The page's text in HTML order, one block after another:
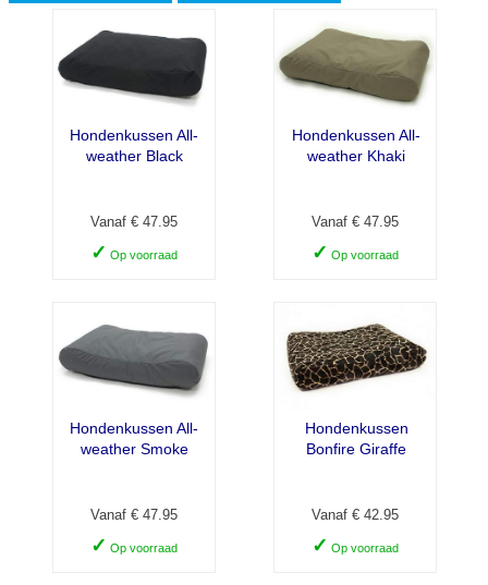
Hondenkussen All-
weather Black
Vanaf € 47.95
✓ Op voorraad
Hondenkussen All-
weather Khaki
Vanaf € 47.95
✓ Op voorraad
Hondenkussen All-
weather Smoke
Vanaf € 47.95
✓ Op voorraad
Hondenkussen
Bonfire Giraffe
Vanaf € 42.95
✓ Op voorraad